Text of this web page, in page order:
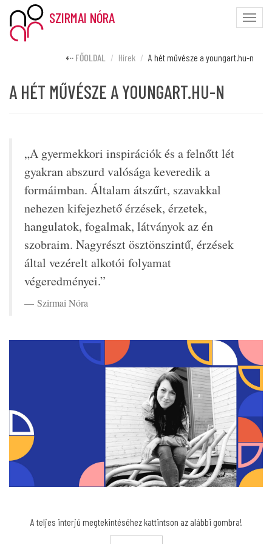
Toggle
SZIRMAI NÓRA
FŐOLDAL Hírek A hét művésze a youngart.hu-n
A HÉT MŰVÉSZE A YOUNGART.HU-N
„A gyermekkori inspirációk és a felnőtt lét
gyakran abszurd valósága keveredik a
formáimban. Általam átszűrt, szavakkal
nehezen kifejezhető érzések, érzetek,
hangulatok, fogalmak, látványok az én
szobraim. Nagyrészt ösztönszintű, érzések
által vezérelt alkotói folyamat
végeredményei.”
Szirmai Nóra
A teljes interjú megtekintéséhez kattintson az alábbi gombra!